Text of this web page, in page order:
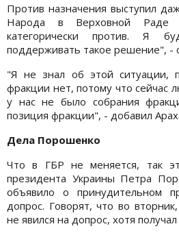
Против назначения выступил
Народа в Верховной Раде
категорически против. Я
поддерживать такое решение", -
"Я не знал об этой ситуации,
фракции нет, потому что сейчас
у нас не было собрания
позиция фракции", - добавил
Дела Порошенко
Что в ГБР не меняется, так
президента Украины Петра
объявило о принудительном
допрос. Говорят, что во
не явился на допрос, хотя